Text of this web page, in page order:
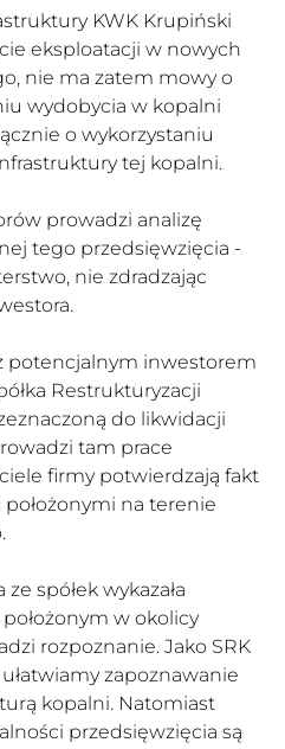
KWK Krupiński
eksploatacji w nowych
nie ma zatem mowy o
wydobycia w kopalni
o wykorzystaniu
tej kopalni.
prowadzi analizę
tego przedsięwzięcia -
nie zdradzając
potencjalnym inwestorem
Restrukturyzacji
do likwidacji
tam prace
firmy potwierdzają fakt
na terenie
spółek wykazała
w okolicy
rozpoznanie. Jako SRK
zapoznawanie
kopalni. Natomiast
przedsięwzięcia są